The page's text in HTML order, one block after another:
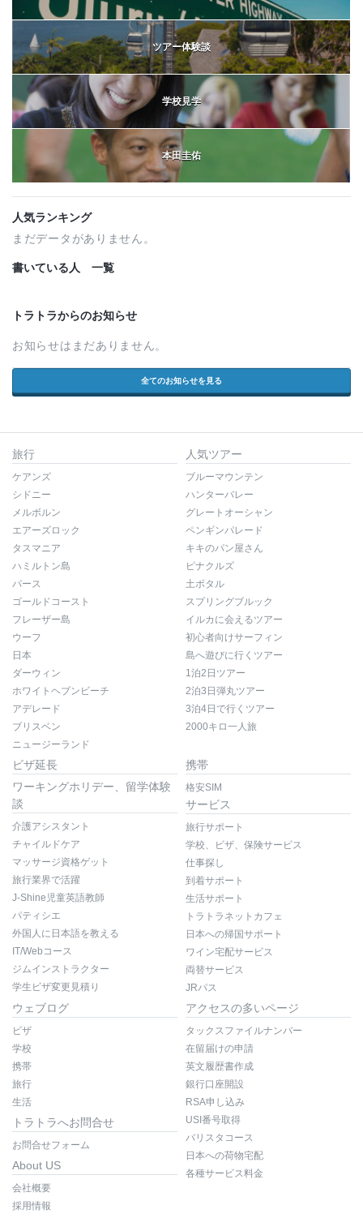
ツアー体験談
学校見学
本田圭佑
人気ランキング
まだデータがありません。
書いている人 一覧
トラトラからのお知らせ
お知らせはまだありません。
全てのお知らせを見る
旅行
ケアンズ
シドニー
メルボルン
エアーズロック
タスマニア
ハミルトン島
パース
ゴールドコースト
フレーザー島
ウーフ
日本
ダーウィン
ホワイトヘブンビーチ
アデレード
ブリスベン
ニュージーランド
人気ツアー
ブルーマウンテン
ハンターバレー
グレートオーシャン
ペンギンパレード
キキのパン屋さん
ピナクルズ
土ボタル
スプリングブルック
イルカに会えるツアー
初心者向けサーフィン
島へ遊びに行くツアー
1泊2日ツアー
2泊3日弾丸ツアー
3泊4日で行くツアー
2000キロ一人旅
ビザ延長
ワーキングホリデー、留学体験
談
介護アシスタント
チャイルドケア
マッサージ資格ゲット
旅行業界で活躍
J-Shine児童英語教師
パティシエ
外国人に日本語を教える
IT/Webコース
ジムインストラクター
学生ビザ変更見積り
携帯
格安SIM
サービス
旅行サポート
学校、ビザ、保険サービス
仕事探し
到着サポート
生活サポート
トラトラネットカフェ
日本への帰国サポート
ワイン宅配サービス
両替サービス
JRパス
ウェブログ
ビザ
学校
携帯
旅行
生活
トラトラへお問合せ
お問合せフォーム
About US
会社概要
採用情報
アクセスの多いページ
タックスファイルナンバー
在留届けの申請
英文履歴書作成
銀行口座開設
RSA申し込み
USI番号取得
バリスタコース
日本への荷物宅配
各種サービス料金